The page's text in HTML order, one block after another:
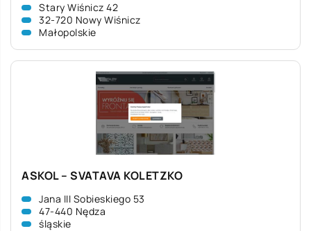
Stary Wiśnicz 42
32-720 Nowy Wiśnicz
Małopolskie
ASKOL – SVATAVA KOLETZKO
Jana III Sobieskiego 53
47-440 Nędza
śląskie